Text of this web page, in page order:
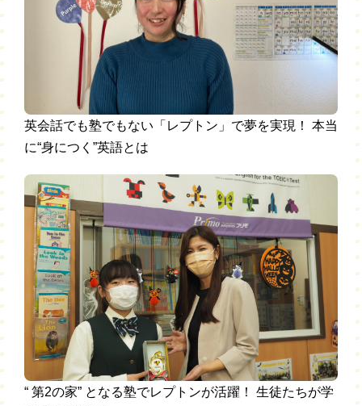
英会話でも塾でもない「レプトン」で夢を実現！ 本当
に“身につく”英語とは
“ 第2の家” となる塾でレプトンが活躍！ 生徒たちが学